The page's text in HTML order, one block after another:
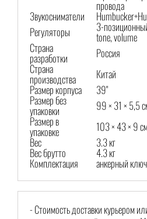
провода
Звукосниматели
Регуляторы
3-
tone, volume
Страна
разработки
Россия
Страна
производства
Китай
Размер корпуса
39"
Размер без
упаковки
99 × 31 × 5,5
Размер в
упаковке
103 × 43 × 9
Вес
3.3 кг
Вес брутто 4.3 кг
Комплектация анкерный
- Стоимость доставки курьером